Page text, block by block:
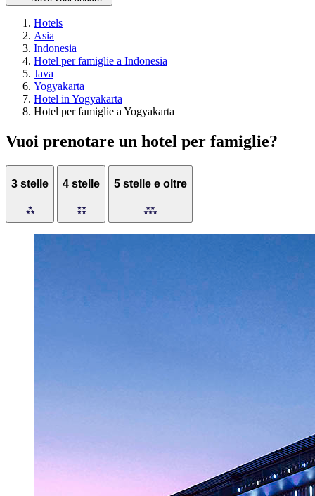
Hotels
Asia
Indonesia
Hotel per famiglie a Indonesia
Java
Yogyakarta
Hotel in Yogyakarta
Hotel per famiglie a Yogyakarta
Vuoi prenotare un hotel per famiglie?
3 stelle 4 stelle 5 stelle e oltre